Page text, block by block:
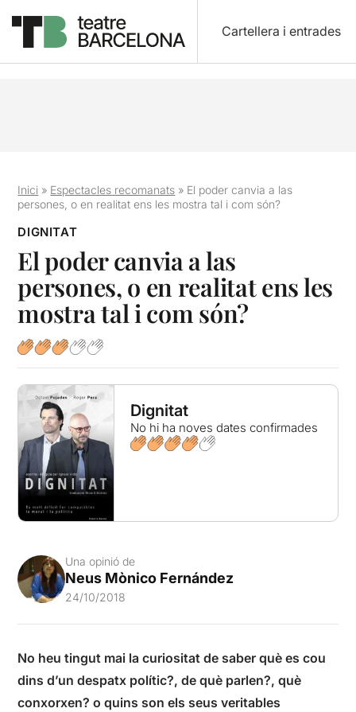
Cartellera i entrades
Inici » Espectacles recomanats » El poder canvia a las
persones, o en realitat ens les mostra tal i com són?
DIGNITAT
El poder canvia a las
persones, o en realitat ens les
mostra tal i com són?
Dignitat
No hi ha noves dates confirmades
Una opinió de
Neus Mònico Fernández
24/10/2018
No heu tingut mai la curiositat de saber què es cou
dins d’un despatx polític?, de què parlen?, què
conxorxen? o quins son els seus veritables